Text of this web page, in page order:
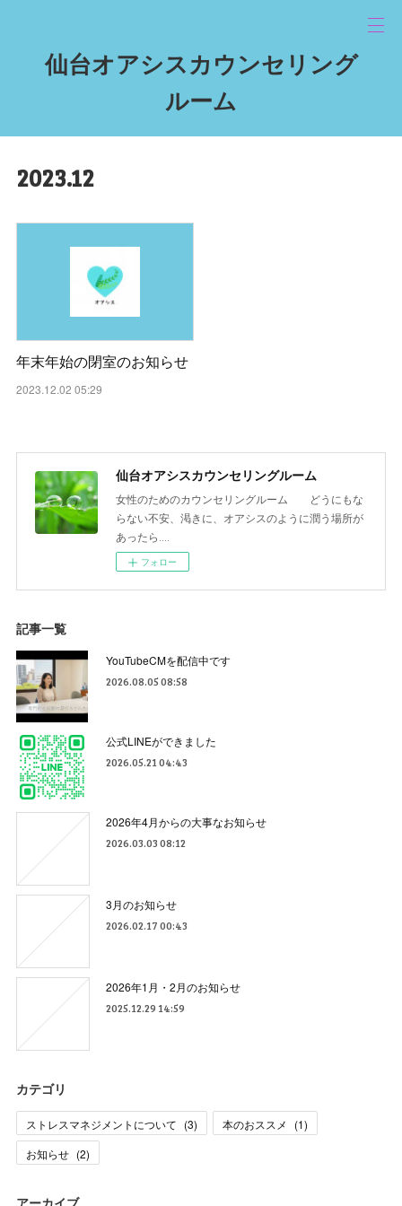
仙台オアシスカウンセリング
ルーム
2023.12
年末年始の閉室のお知らせ
2023.12.02 05:29
仙台オアシスカウンセリングルーム
女性のためのカウンセリングルーム どうにもな
らない不安、渇きに、オアシスのように潤う場所が
あったら‥‥
フォロー
記事一覧
YouTubeCMを配信中です
2026.08.05 08:58
公式LINEができました
2026.05.21 04:43
2026年4月からの大事なお知らせ
2026.03.03 08:12
3月のお知らせ
2026.02.17 00:43
2026年1月・2月のお知らせ
2025.12.29 14:59
カテゴリ
ストレスマネジメントについて (3) 本のおススメ (1)
お知らせ (2)